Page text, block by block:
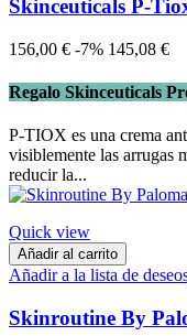
Skinceuticals P-
156,00 € -7% 145,08 €
Regalo Skinceuticals
P-TIOX es una crema
visiblemente las arrugas
reducir la...
Quick view
Añadir al carrito
Añadir a la lista de
Skinroutine By